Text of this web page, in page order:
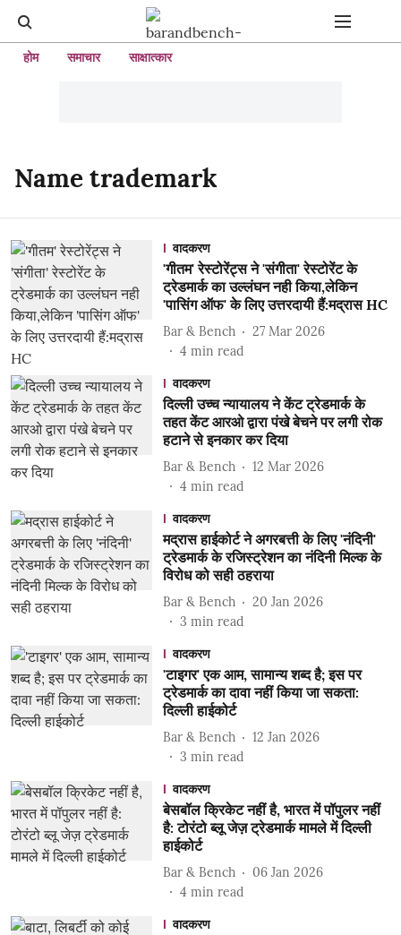
होम समाचार साक्षात्कार
Name trademark
वादकरण
'गीतम' रेस्टोरेंट्स ने 'संगीता' रेस्टोरेंट के
ट्रेडमार्क का उल्लंघन नही किया,लेकिन
'पासिंग ऑफ' के लिए उत्तरदायी हैं:मद्रास HC
Bar & Bench
27 Mar 2026
4 min read
वादकरण
दिल्ली उच्च न्यायालय ने केंट ट्रेडमार्क के
तहत केंट आरओ द्वारा पंखे बेचने पर लगी रोक
हटाने से इनकार कर दिया
Bar & Bench
12 Mar 2026
4 min read
वादकरण
मद्रास हाईकोर्ट ने अगरबत्ती के लिए 'नंदिनी'
ट्रेडमार्क के रजिस्ट्रेशन का नंदिनी मिल्क के
विरोध को सही ठहराया
Bar & Bench
20 Jan 2026
3 min read
वादकरण
'टाइगर' एक आम, सामान्य शब्द है; इस पर
ट्रेडमार्क का दावा नहीं किया जा सकता:
दिल्ली हाईकोर्ट
Bar & Bench
12 Jan 2026
3 min read
वादकरण
बेसबॉल क्रिकेट नहीं है, भारत में पॉपुलर नहीं
है: टोरंटो ब्लू जेज़ ट्रेडमार्क मामले में दिल्ली
हाईकोर्ट
Bar & Bench
06 Jan 2026
4 min read
वादकरण